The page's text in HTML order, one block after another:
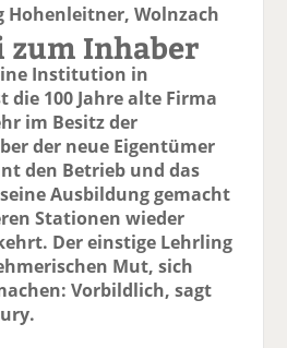
Wolnzach
zum Inhaber
Institution in
die 100 Jahre alte Firma
im Besitz der
der neue Eigentümer
den Betrieb und das
Ausbildung gemacht
Stationen wieder
Der einstige Lehrling
Mut, sich
Vorbildlich, sagt